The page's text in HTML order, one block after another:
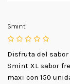
Smint
Disfruta del
Smint XL sabor
maxi con 150